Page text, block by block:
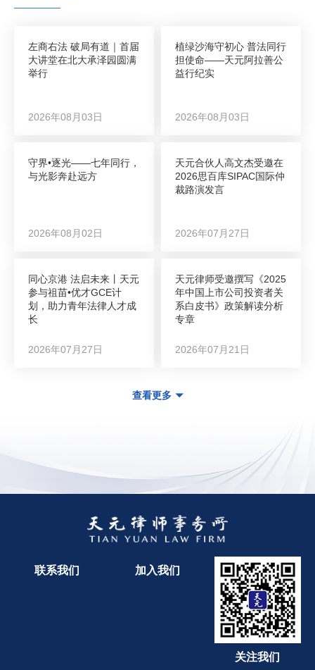
左商右法 破局有道｜首届
大讲堂在北大承泽园圆满
举行
2026年08月03日
植绿沙海守初心 普法同行
担使命——天元阿拉善公
益行纪实
2026年08月03日
守界•逐光——七年同行，
与光影奔赴远方
2026年08月02日
天元合伙人高文杰受邀在
2026思百库SIPAC国际仲
裁路演发言
2026年07月27日
同心京港 法启未来丨天元
参与祖苗•优才GCE计
划，助力青年法律人才成
长
2026年07月27日
天元律师受邀撰写《2025
年中国上市公司投资者关
系白皮书》政策解读分析
专章
2026年07月21日
查看更多
联系我们 加入我们
关注我们